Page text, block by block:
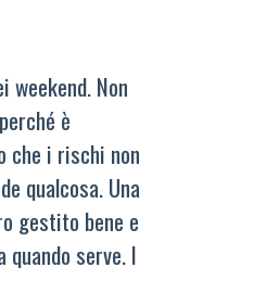
Non
è
che i rischi non
qualcosa. Una
gestito bene e
serve. I